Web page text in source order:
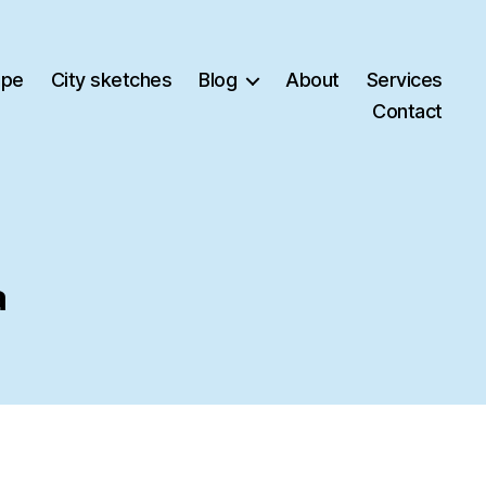
City sketches Blog About
Services
Contact